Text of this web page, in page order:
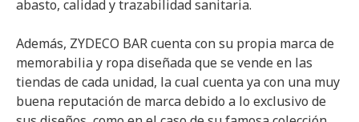
abasto, calidad y trazabilidad sanitaria.
Además, ZYDECO BAR cuenta con su propia marca de
memorabilia y ropa diseñada que se vende en las
tiendas de cada unidad, la cual cuenta ya con una muy
buena reputación de marca debido a lo exclusivo de